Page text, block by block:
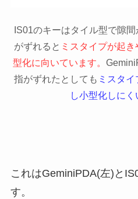
IS01のキーはタイル型で隙
がずれると ミスタイプが起
型化に向いています。
指がずれたとしても ミスタ
し小型化しにく
これはGeminiPDA(左)と
す。